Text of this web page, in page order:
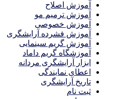
آموزش اصلاح
آموزش ترمیم مو
آموزش خصوصی
آموزش فشرده آرایشگری
آموزش گریم سینمایی
آموزشگاه گریم داماد
ابزار آرایشگری مردانه
اعطای نمایندگی
تاریخ آرایشگری
ثبت نام